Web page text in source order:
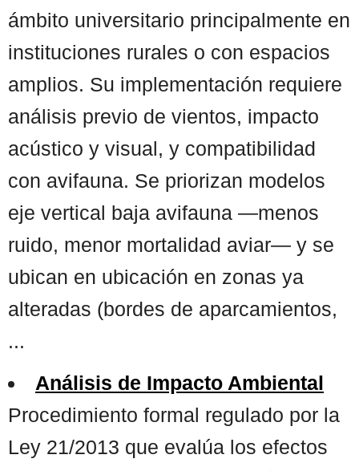
ámbito universitario principalmente en
instituciones rurales o con espacios
amplios. Su implementación requiere
análisis previo de vientos, impacto
acústico y visual, y compatibilidad
con avifauna. Se priorizan modelos
eje vertical baja avifauna —menos
ruido, menor mortalidad aviar— y se
ubican en ubicación en zonas ya
alteradas (bordes de aparcamientos,
...
Análisis de Impacto Ambiental
Procedimiento formal regulado por la
Ley 21/2013 que evalúa los efectos